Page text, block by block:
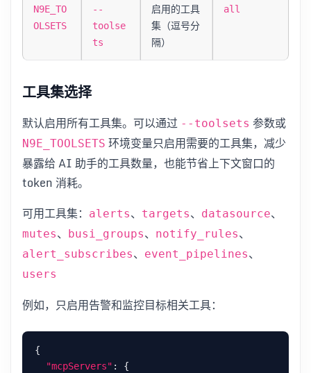
N9E_TO
OLSETS
--
toolse
ts
启用的工具
集（逗号分
隔）
all
工具集选择
默认启用所有工具集。可以通过 --toolsets 参数或
N9E_TOOLSETS 环境变量只启用需要的工具集，减少
暴露给 AI 助手的工具数量，也能节省上下文窗口的
token 消耗。
可用工具集：
alerts、 targets、 datasource、
mutes、 busi_groups、 notify_rules、
alert_subscribes、 event_pipelines、
users
例如，只启用告警和监控目标相关工具：
"mcpServers"